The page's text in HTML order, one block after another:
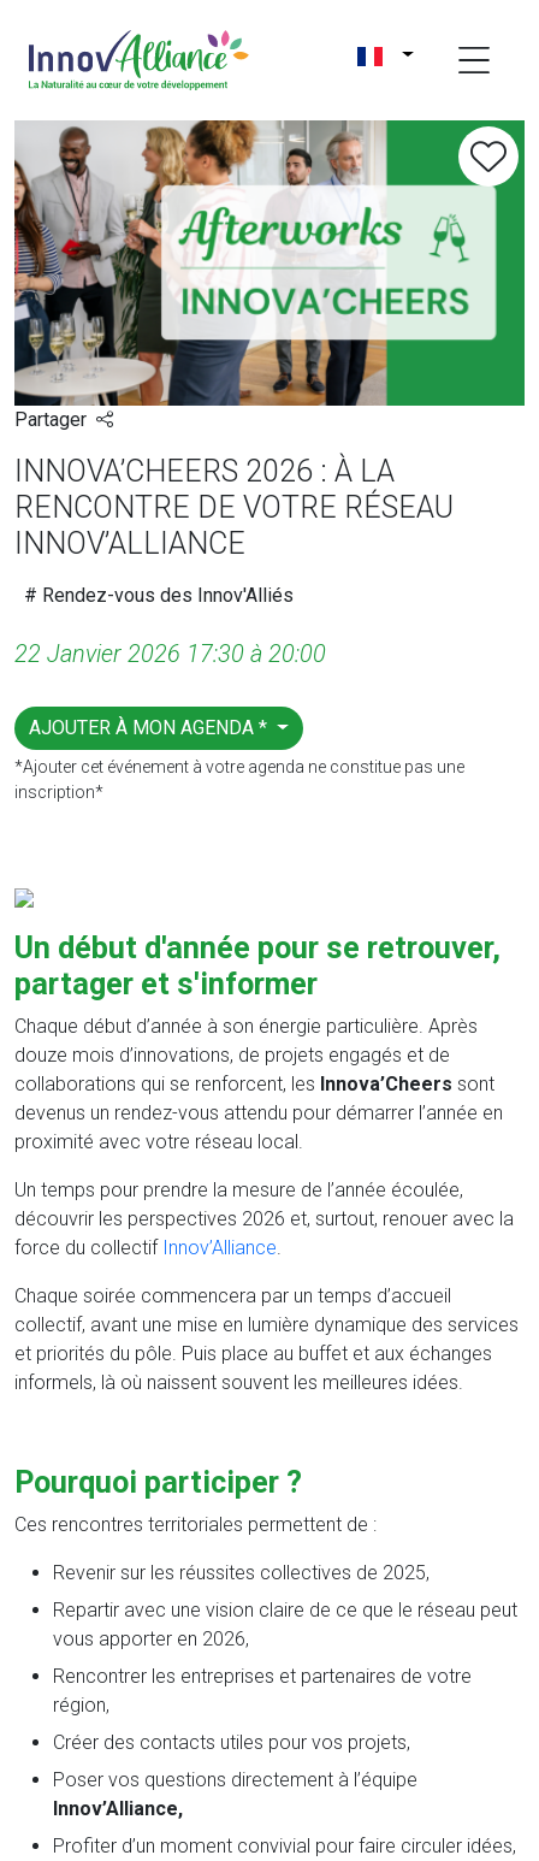
Partager
INNOVA’CHEERS 2026 : À LA
RENCONTRE DE VOTRE RÉSEAU
INNOV’ALLIANCE
# Rendez-vous des Innov'Alliés
22 Janvier 2026 17:30 à 20:00
AJOUTER À MON AGENDA *
*Ajouter cet événement à votre agenda ne constitue pas une
inscription*
Un début d'année pour se retrouver,
partager et s'informer
Chaque début d’année à son énergie particulière. Après
douze mois d’innovations, de projets engagés et de
collaborations qui se renforcent, les Innova’Cheers sont
devenus un rendez-vous attendu pour démarrer l’année en
proximité avec votre réseau local.
Un temps pour prendre la mesure de l’année écoulée,
découvrir les perspectives 2026 et, surtout, renouer avec la
force du collectif Innov’Alliance.
Chaque soirée commencera par un temps d’accueil
collectif, avant une mise en lumière dynamique des services
et priorités du pôle. Puis place au buffet et aux échanges
informels, là où naissent souvent les meilleures idées.
Pourquoi participer ?
Ces rencontres territoriales permettent de :
Revenir sur les réussites collectives de 2025,
Repartir avec une vision claire de ce que le réseau peut
vous apporter en 2026,
Rencontrer les entreprises et partenaires de votre
région,
Créer des contacts utiles pour vos projets,
Poser vos questions directement à l’équipe
Innov’Alliance,
Profiter d’un moment convivial pour faire circuler idées,